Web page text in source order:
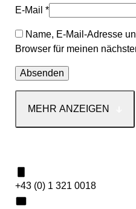
E-Mail *
Name, E-Mail-Adresse
Browser für meinen
MEHR ANZEIGEN
+43 (0) 1 321 0018